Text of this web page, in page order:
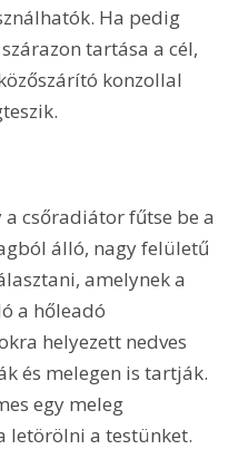
Ha pedig
tartása a cél,
konzollal
csőradiátor fűtse be a
álló, nagy felületű
amelynek a
a hőleadó
helyezett nedves
és melegen is tartják.
egy meleg
letörölni a testünket.